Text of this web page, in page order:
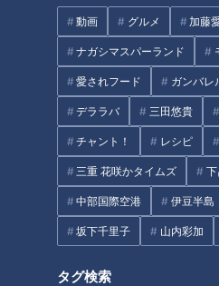
動画 グルメ 加藤
ナガシマスパーランド
愛されフード ガンバレ
デララバ 三田悠貴
チャント！ レシピ
三重 花咲かタイムズ
中部国際空港 伊豆半島
坂下千里子 山内彩加
タグ検索
どを鍛える方法もご紹介
健康 坂下千里子
オススメ関連コンテンツ